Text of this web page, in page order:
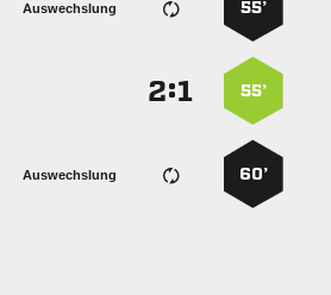
55’
Auswechslung
55’
:
60’
Auswechslung